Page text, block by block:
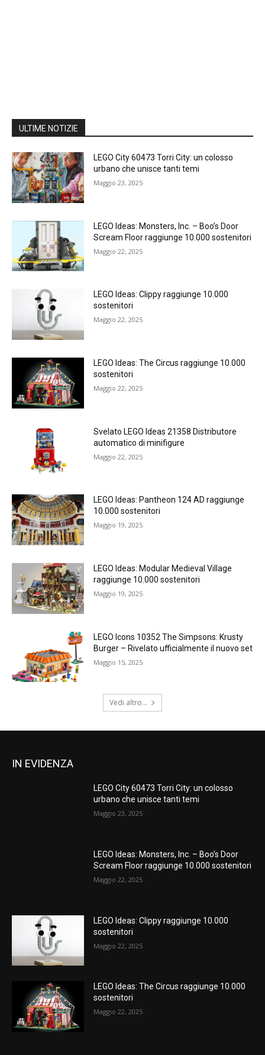
ULTIME NOTIZIE
LEGO City 60473 Torri City: un colosso
urbano che unisce tanti temi
Maggio 23, 2025
LEGO Ideas: Monsters, Inc. – Boo’s Door
Scream Floor raggiunge 10.000 sostenitori
Maggio 22, 2025
LEGO Ideas: Clippy raggiunge 10.000
sostenitori
Maggio 22, 2025
LEGO Ideas: The Circus raggiunge 10.000
sostenitori
Maggio 22, 2025
Svelato LEGO Ideas 21358 Distributore
automatico di minifigure
Maggio 22, 2025
LEGO Ideas: Pantheon 124 AD raggiunge
10.000 sostenitori
Maggio 19, 2025
LEGO Ideas: Modular Medieval Village
raggiunge 10.000 sostenitori
Maggio 19, 2025
LEGO Icons 10352 The Simpsons: Krusty
Burger – Rivelato ufficialmente il nuovo set
Maggio 15, 2025
Vedi altro...
IN EVIDENZA
LEGO City 60473 Torri City: un colosso
urbano che unisce tanti temi
Maggio 23, 2025
LEGO Ideas: Monsters, Inc. – Boo’s Door
Scream Floor raggiunge 10.000 sostenitori
Maggio 22, 2025
LEGO Ideas: Clippy raggiunge 10.000
sostenitori
Maggio 22, 2025
LEGO Ideas: The Circus raggiunge 10.000
sostenitori
Maggio 22, 2025